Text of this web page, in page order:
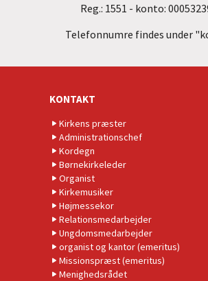
Reg.: 1551 - konto:
Telefonnumre findes under
KONTAKT
Kirkens præster
Administrationschef
Kordegn
Børnekirkeleder
Organist
Kirkemusiker
Højmessekor
Relationsmedarbejder
Ungdomsmedarbejder
organist og kantor (emeritus)
Missionspræst (emeritus)
Menighedsrådet